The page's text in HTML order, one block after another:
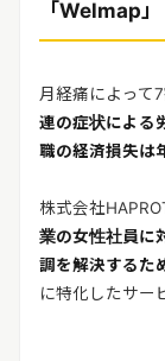
「Welmap」
月経痛によって
連の症状による
職の経済損失は
株式会社
業の女性社員に
調を解決するた
に特化したサー